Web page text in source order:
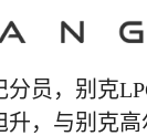
分员，别克
升，与别克